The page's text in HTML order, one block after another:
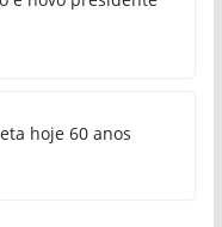
hoje 60 anos